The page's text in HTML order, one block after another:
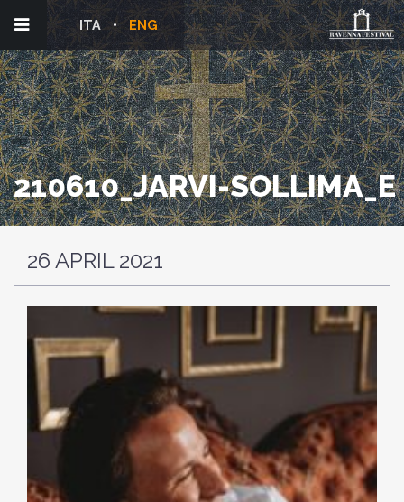
ENG
ITA
210610_JARVI-SOLLIMA_E
26 APRIL 2021